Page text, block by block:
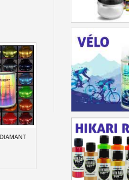
chaque parrainage
: 5€ de réduction